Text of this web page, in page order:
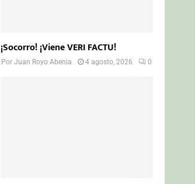
¡Socorro! ¡Viene VERI FACTU!
PorJuan Royo Abenia 4 agosto, 2026 0